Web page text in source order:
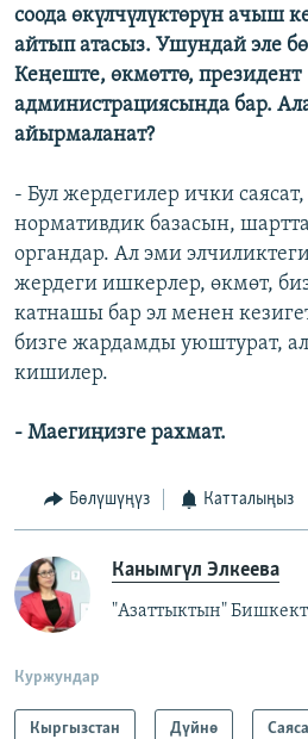
соода өкүлчүлүктөрүн ачыш
айтып атасыз. Ушундай эле
Кеңеште, өкмөттө, президент
администрациясында бар.
айырмаланат?
- Бул жердегилер ички
нормативдик базасын,
органдар. Ал эми
жердеги ишкерлер, өкмөт,
катнашы бар эл менен
бизге жардамды уюштурат,
кишилер.
- Маегиңизге рахмат.
Бөлүшүңүз Катталыңыз
Канымгүл Элкеева
"Азаттыктын"
Куржундар
Кыргызстан Дүйнө